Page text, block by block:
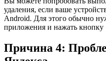
удаления, если ваше
Android. Для этого обычно
приложения и нажать кнопку
Причина 4: